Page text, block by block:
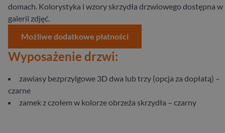
domach. Kolorystyka i wzory skrzydła drzwiowego dostępna w
galerii zdjęć.
Możliwe dodatkowe płatności
Wyposażenie drzwi:
zawiasy bezprzylgowe 3D dwa lub trzy (opcja za dopłatą) –
czarne
zamek z czołem w kolorze obrzeża skrzydła – czarny